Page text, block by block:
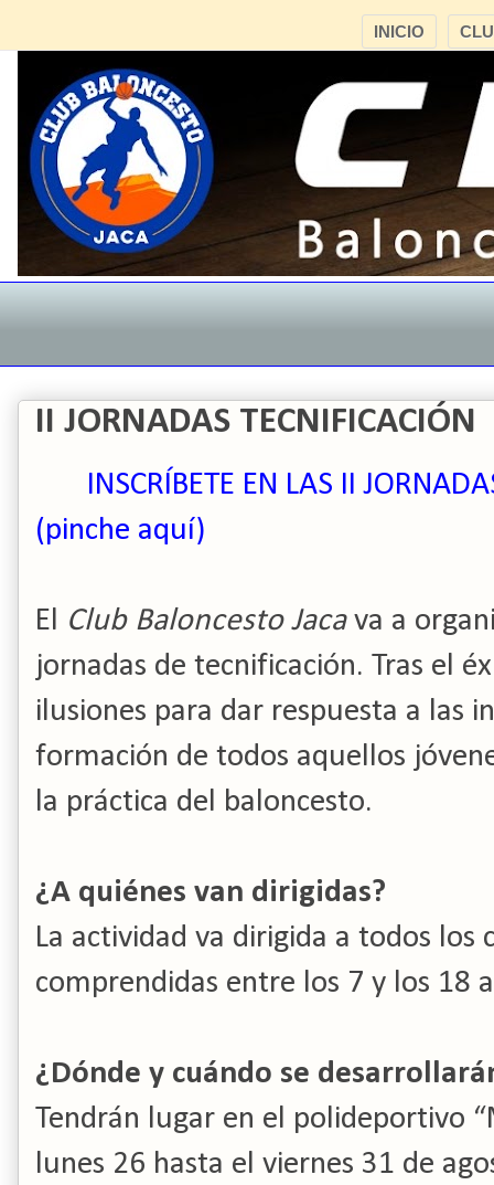
INICIO
II JORNADAS TECNIFICACIÓN
INSCRÍBETE EN LAS II
(pinche aquí)
El Club Baloncesto Jacava a
jornadas de tecnificación. Tras el
ilusiones para dar respuesta a las
formación de todos aquellos
la práctica del baloncesto.
¿A quiénes van dirigidas?
La actividad va dirigida a todos los
comprendidas entre los 7 y los 18
¿Dónde y cuándo se
Tendrán lugar en el polideportivo
lunes 26 hasta el viernes 31 de